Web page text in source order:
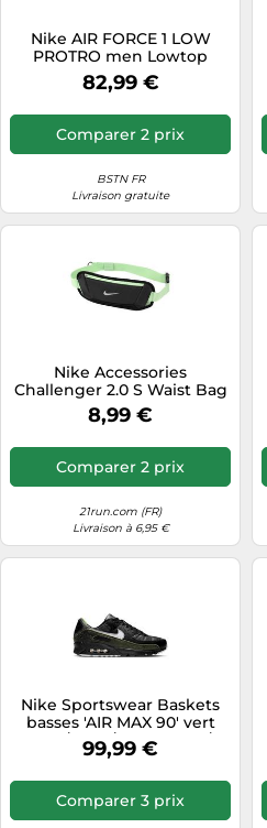
Tondeuses cheveux & barbe
Téléphonie
Téléviseurs
Télévision & vidéo
Électroménager
Nike AIR FORCE 1 LOW
PROTRO men Lowtop
blue|beige taille: 42
82,99 €
Comparer 2 prix
BSTN FR
Livraison gratuite
Nike Accessories
Challenger 2.0 S Waist Bag
Vert,Noir
8,99 €
Comparer 2 prix
21run.com (FR)
Livraison à 6,95 €
Nike Sportswear Baskets
basses 'AIR MAX 90' vert
fluo / noir / noir chiné /
blanc cassé, Taille 41
99,99 €
Comparer 3 prix